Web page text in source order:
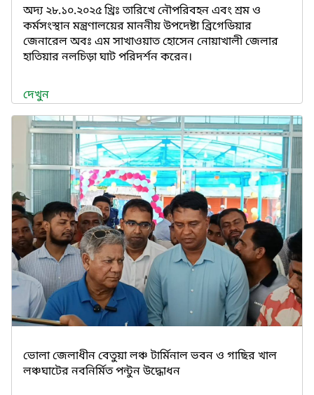
অদ্য ২৮.১০.২০২৫ খ্রিঃ তারিখে নৌপরিবহন এবং শ্রম ও
কর্মসংস্থান মন্ত্রণালয়ের মাননীয় উপদেষ্টা ব্রিগেডিয়ার
জেনারেল অবঃ এম সাখাওয়াত হোসেন নোয়াখালী জেলার
হাতিয়ার নলচিড়া ঘাট পরিদর্শন করেন।
দেখুন
ভোলা জেলাধীন বেতুয়া লঞ্চ টার্মিনাল ভবন ও গাছির খাল
লঞ্চঘাটের নবনির্মিত পন্টুন উদ্ধোধন